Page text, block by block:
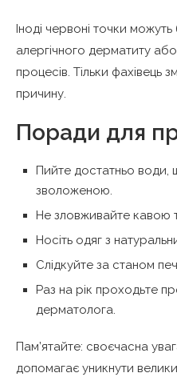
Іноді червоні точки
алергічного дерматиту або
процесів. Тільки
причину.
Поради для
Пийте достатньо води,
зволоженою.
Не зловживайте кавою
Носіть одяг з
Слідкуйте за станом
Раз на рік проходьте
дерматолога.
Пам’ятайте: своєчасна
допомагає уникнути